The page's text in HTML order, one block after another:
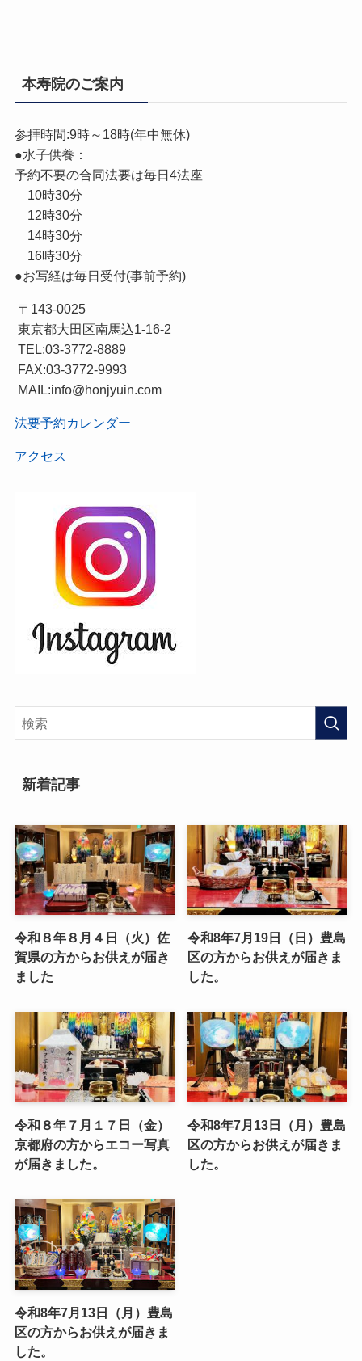
本寿院のご案内
参拝時間:9時～18時(年中無休)
●水子供養：
予約不要の合同法要は毎日4法座
10時30分
12時30分
14時30分
16時30分
●お写経は毎日受付(事前予約)
〒143-0025
東京都大田区南馬込1-16-2
TEL:03-3772-8889
FAX:03-3772-9993
MAIL:info@honjyuin.com
法要予約カレンダー
アクセス
新着記事
令和８年８月４日（火）佐
賀県の方からお供えが届き
ました
令和8年7月19日（日）豊島
区の方からお供えが届きま
した。
令和８年７月１７日（金）
京都府の方からエコー写真
が届きました。
令和8年7月13日（月）豊島
区の方からお供えが届きま
した。
令和8年7月13日（月）豊島
区の方からお供えが届きま
した。